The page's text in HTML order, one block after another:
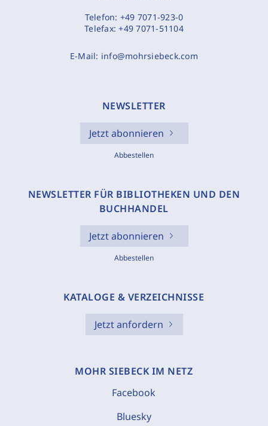
Telefon: +49 7071-923-0
Telefax:+49 7071-51104
E-Mail: info@mohrsiebeck.com
NEWSLETTER
Jetzt abonnieren
Abbestellen
NEWSLETTER FÜR BIBLIOTHEKEN UND DEN
BUCHHANDEL
Jetzt abonnieren
Abbestellen
KATALOGE & VERZEICHNISSE
Jetzt anfordern
MOHR SIEBECK IM NETZ
Facebook
Bluesky